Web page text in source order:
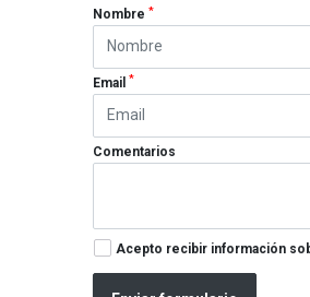
Nombre*
Email*
Comentarios
Acepto recibir información